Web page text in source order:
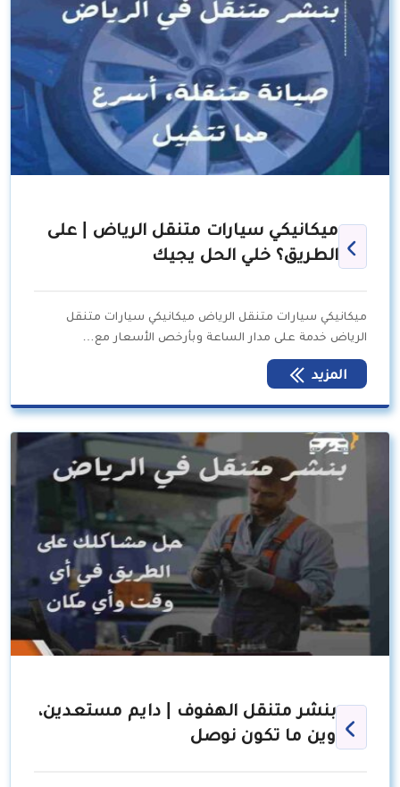
ميكانيكي سيارات متنقل الرياض | على
الطريق؟ خلي الحل يجيك
ميكانيكي سيارات متنقل الرياض ميكانيكي سيارات متنقل
الرياض خدمة على مدار الساعة وبأرخص الأسعار مع…
المزيد
بنشر متنقل الهفوف | دايم مستعدين،
وين ما تكون نوصل